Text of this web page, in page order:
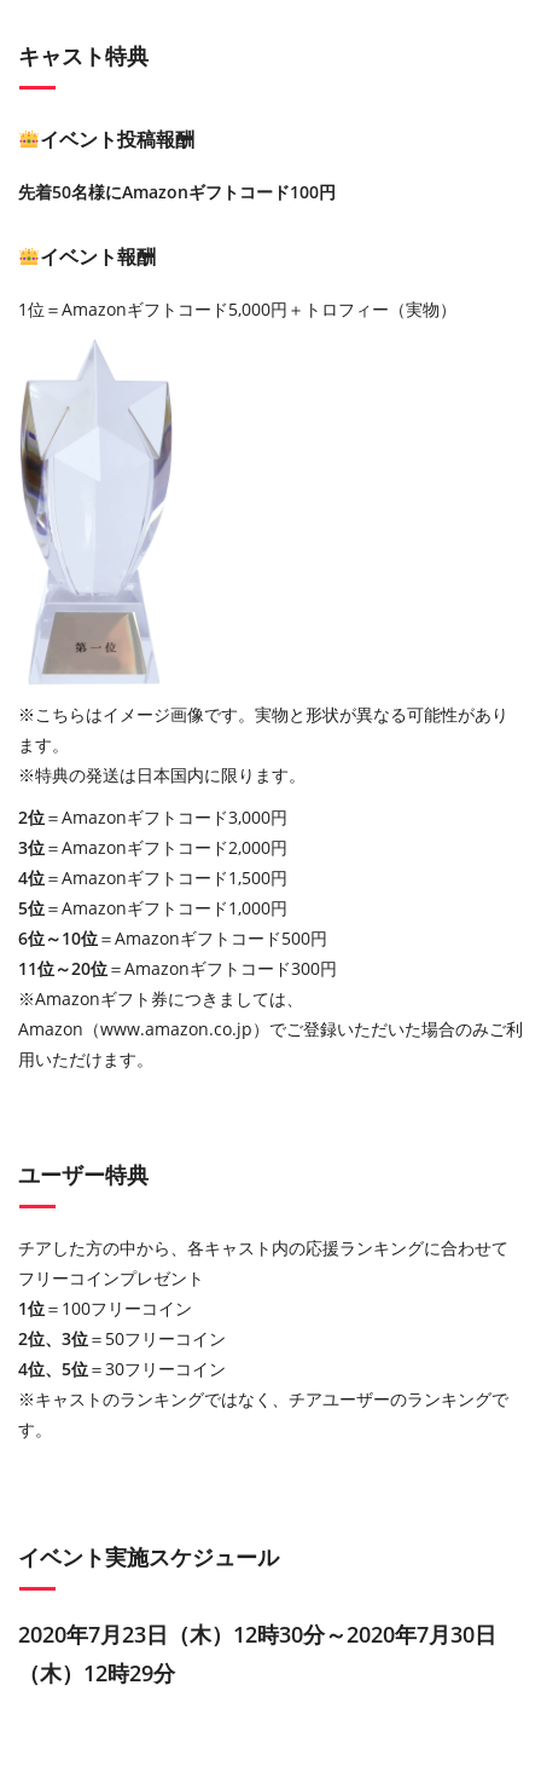
キャスト特典
イベント投稿報酬
先着50名様にAmazonギフトコード100円
イベント報酬
1位＝Amazonギフトコード5,000円＋トロフィー（実物）
※こちらはイメージ画像です。実物と形状が異なる可能性があり
ます。
※特典の発送は日本国内に限ります。
2位＝Amazonギフトコード3,000円
3位＝Amazonギフトコード2,000円
4位＝Amazonギフトコード1,500円
5位＝Amazonギフトコード1,000円
6位～10位＝Amazonギフトコード500円
11位～20位＝Amazonギフトコード300円
※Amazonギフト券につきましては、
Amazon（www.amazon.co.jp）でご登録いただいた場合のみご利
用いただけます。
ユーザー特典
チアした方の中から、各キャスト内の応援ランキングに合わせて
フリーコインプレゼント
1位＝100フリーコイン
2位、3位＝50フリーコイン
4位、5位＝30フリーコイン
※キャストのランキングではなく、チアユーザーのランキングで
す。
イベント実施スケジュール
2020年7月23日（木）12時30分～2020年7月30日
（木）12時29分